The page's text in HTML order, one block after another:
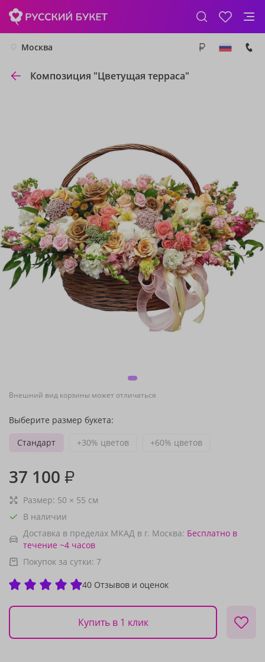
Москва
Композиция "Цветущая терраса"
Внешний вид корзины может отличаться
Выберите размер букета:
Стандарт
+30% цветов +60% цветов
37 100 ₽
Размер: 50 × 55 см
В наличии
Доставка в пределах МКАД в г. Москва: Бесплатно в
течение ~4 часов
Покупок за сутки: 7
40 Отзывов и оценок
Купить в 1 клик